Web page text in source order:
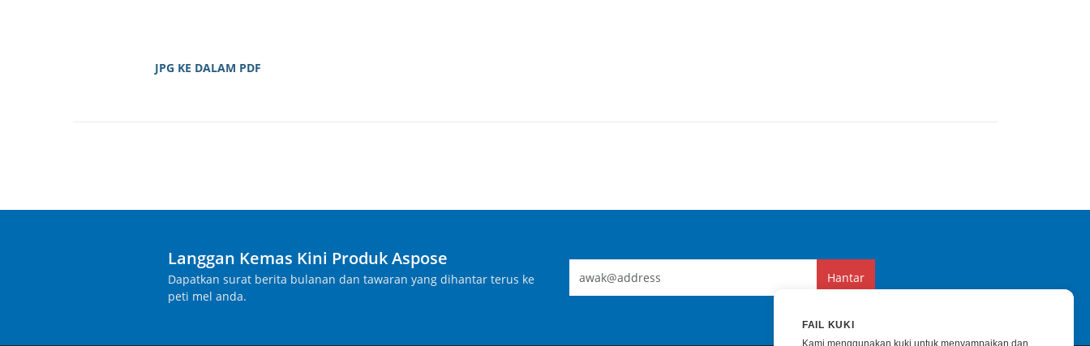
JPG KE DALAM PDF
Langgan Kemas Kini Produk Aspose
Dapatkan surat berita bulanan dan tawaran yang dihantar terus ke
peti mel anda.
Hantar
FAIL KUKI
Kami menggunakan kuki untuk menyampaikan dan